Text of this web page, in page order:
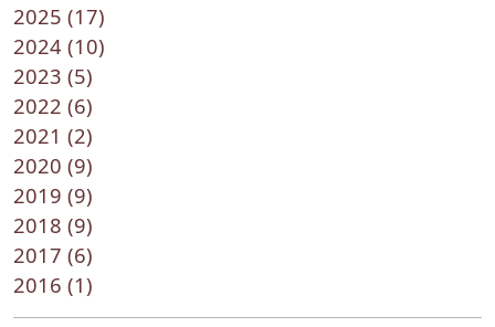
2025 (17)
2024 (10)
2023 (5)
2022 (6)
2021 (2)
2020 (9)
2019 (9)
2018 (9)
2017 (6)
2016 (1)